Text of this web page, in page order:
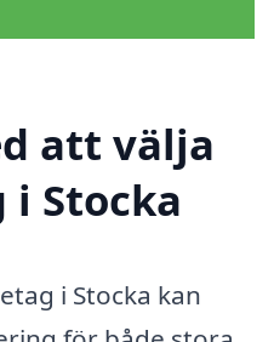
att välja
Stocka
i Stocka kan